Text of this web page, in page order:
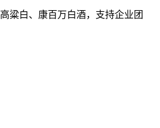
粱白、康百万白酒，支持企业团